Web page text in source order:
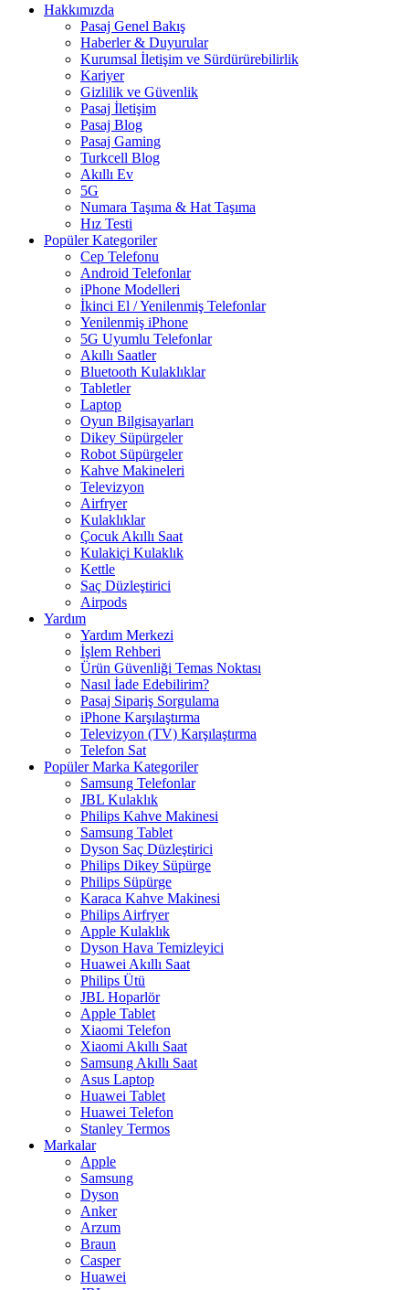
Hakkımızda
Pasaj Genel Bakış
Haberler & Duyurular
Kurumsal İletişim ve Sürdürürebilirlik
Kariyer
Gizlilik ve Güvenlik
Pasaj İletişim
Pasaj Blog
Pasaj Gaming
Turkcell Blog
Akıllı Ev
5G
Numara Taşıma & Hat Taşıma
Hız Testi
Popüler Kategoriler
Cep Telefonu
Android Telefonlar
iPhone Modelleri
İkinci El / Yenilenmiş Telefonlar
Yenilenmiş iPhone
5G Uyumlu Telefonlar
Akıllı Saatler
Bluetooth Kulaklıklar
Tabletler
Laptop
Oyun Bilgisayarları
Dikey Süpürgeler
Robot Süpürgeler
Kahve Makineleri
Televizyon
Airfryer
Kulaklıklar
Çocuk Akıllı Saat
Kulakiçi Kulaklık
Kettle
Saç Düzleştirici
Airpods
Yardım
Yardım Merkezi
İşlem Rehberi
Ürün Güvenliği Temas Noktası
Nasıl İade Edebilirim?
Pasaj Sipariş Sorgulama
iPhone Karşılaştırma
Televizyon (TV) Karşılaştırma
Telefon Sat
Popüler Marka Kategoriler
Samsung Telefonlar
JBL Kulaklık
Philips Kahve Makinesi
Samsung Tablet
Dyson Saç Düzleştirici
Philips Dikey Süpürge
Philips Süpürge
Karaca Kahve Makinesi
Philips Airfryer
Apple Kulaklık
Dyson Hava Temizleyici
Huawei Akıllı Saat
Philips Ütü
JBL Hoparlör
Apple Tablet
Xiaomi Telefon
Xiaomi Akıllı Saat
Samsung Akıllı Saat
Asus Laptop
Huawei Tablet
Huawei Telefon
Stanley Termos
Markalar
Apple
Samsung
Dyson
Anker
Arzum
Braun
Casper
Huawei